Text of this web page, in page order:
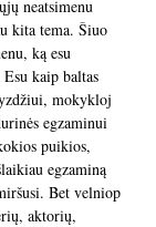
neatsimenu
kita tema. Šiuo
ką esu
kaip baltas
mokykloj
egzaminui
puikios,
egzaminą
Bet velniop
aktorių,